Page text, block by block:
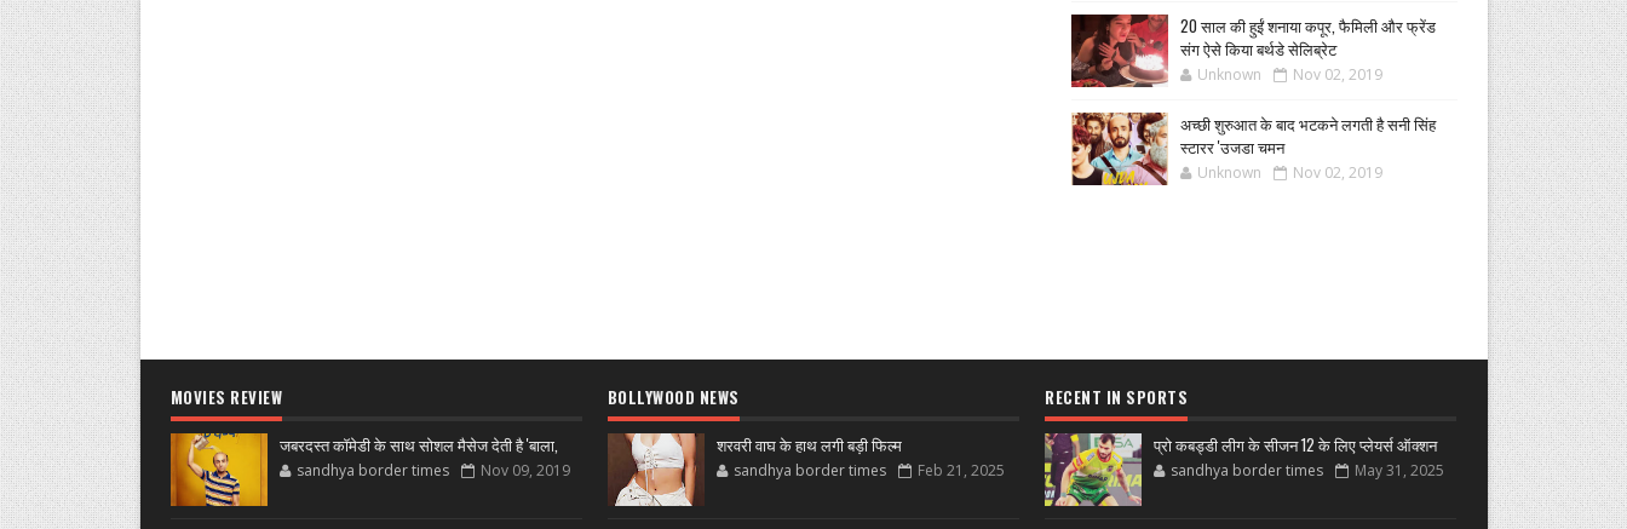
20 साल की हुईं शनाया कपूर, फैमिली और फ्रेंड
संग ऐसे किया बर्थडे सेलिब्रेट
Unknown Nov 02, 2019
अच्छी शुरुआत के बाद भटकने लगती है सनी सिंह
स्टारर 'उजडा चमन
Unknown Nov 02, 2019
MOVIES REVIEW
जबरदस्त कॉमेडी के साथ सोशल मैसेज देती है 'बाला,
sandhya border times Nov 09, 2019
BOLLYWOOD NEWS
शरवरी वाघ के हाथ लगी बड़ी फिल्म
sandhya border times Feb 21, 2025
RECENT IN SPORTS
प्रो कबड्डी लीग के सीजन 12 के लिए प्लेयर्स ऑक्शन
sandhya border times May 31, 2025